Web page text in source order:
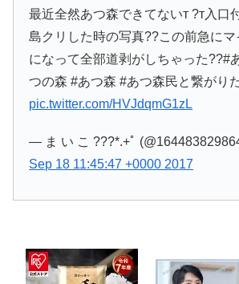
最近全然あつ森できてないт ?т入口
島クリした時の写真??この前急に
になって全部道剥がしちゃった??#
つの森 #あつ森 #あつ森民と繋がり
pic.twitter.com/HVJdqmG1zL
— ま い こ ???*.+ﾟ
Sep 18 11:45:47 +0000 2017